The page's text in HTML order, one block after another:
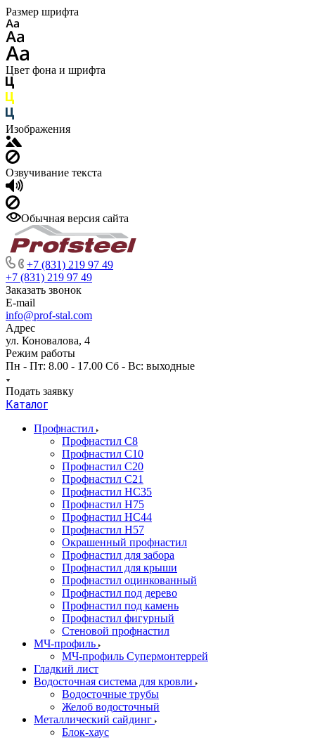
Размер шрифта
Цвет фона и шрифта
Изображения
Озвучивание текста
Обычная версия сайта
+7 (831) 219 97 49
+7 (831) 219 97 49
Заказать звонок
E-mail
info@prof-stal.com
Адрес
ул. Коновалова, 4
Режим работы
Пн - Пт: 8.00 - 17.00 Сб - Вс: выходные
Подать заявку
Каталог
Профнастил
Профнастил С8
Профнастил С10
Профнастил С20
Профнастил С21
Профнастил НС35
Профнастил Н75
Профнастил HC44
Профнастил Н57
Окрашенный профнастил
Профнастил для забора
Профнастил для крыши
Профнастил оцинкованный
Профнастил под дерево
Профнастил под камень
Профнастил фигурный
Стеновой профнастил
МЧ-профиль
МЧ-профиль Супермонтеррей
Гладкий лист
Водосточная система для кровли
Водосточные трубы
Желоб водосточный
Металлический сайдинг
Блок-хаус